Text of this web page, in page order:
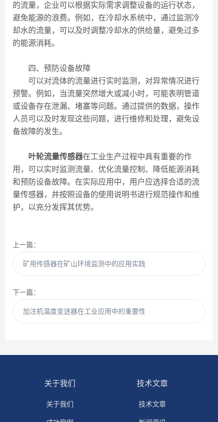
的流量，企业可以根据实际需求调整设备的运行状态，
避免能源的浪费。例如，在冷却水系统中，通过监测冷
却水的流量，可以及时调整冷却水的供给量，避免过多
的能源消耗。
四、预防设备故障
可以对流体的流量进行实时监测，对异常情况进行
预警。例如，当流量突然增大或减小时，可能表明管道
或设备存在泄漏、堵塞等问题。通过提供的数据，操作
人员可以及时发现这些问题，进行维修和处理，避免设
备故障的发生。
叶轮流量传感器在工业生产过程中具有重要的作
用，可以实时监测流量、优化流量控制、降低能源消耗
和预防设备故障。在实际应用中，用户应选择合适的流
量传感器，并按照设备的使用说明书进行规范操作和维
护，以充分发挥其优势。
上一篇：
矿用传感器在矿山环境监测中的应用实践
下一篇：
加注机温度变送器在工业应用中的重要性
关于我们
关于我们
技术文章
技术文章